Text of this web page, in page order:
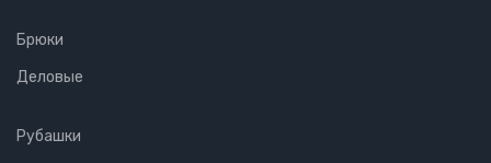
Брюки
Деловые
Рубашки